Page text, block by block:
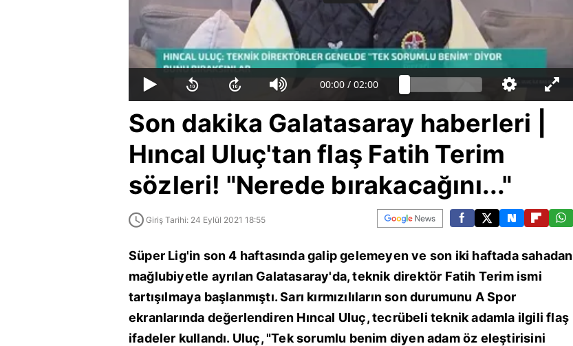
00:00 / 02:00
Son dakika Galatasaray haberleri |
Hıncal Uluç'tan flaş Fatih Terim
sözleri! "Nerede bırakacağını..."
Giriş Tarihi: 24 Eylül 2021 18:55
Süper Lig'in son 4 haftasında galip gelemeyen ve son iki haftada sahadan
mağlubiyetle ayrılan Galatasaray'da, teknik direktör Fatih Terim ismi
tartışılmaya başlanmıştı. Sarı kırmızılıların son durumunu A Spor
ekranlarında değerlendiren Hıncal Uluç, tecrübeli teknik adamla ilgili flaş
ifadeler kullandı. Uluç, "Tek sorumlu benim diyen adam öz eleştirisini